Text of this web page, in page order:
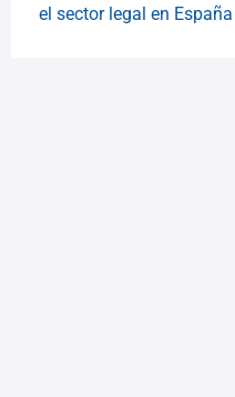
el sector legal en España